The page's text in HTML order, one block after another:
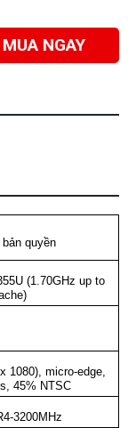
MUA NGAY
quyền
(1.70GHz up to
1080), micro-edge,
45% NTSC
3200MHz